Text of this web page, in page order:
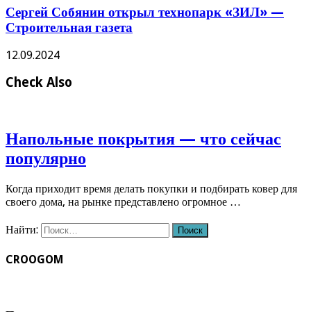
Сергей Собянин открыл технопарк «ЗИЛ» —
Строительная газета
12.09.2024
Check Also
Напольные покрытия — что сейчас
популярно
Когда приходит время делать покупки и подбирать ковер для
своего дома, на рынке представлено огромное …
Найти:
CROOGOM